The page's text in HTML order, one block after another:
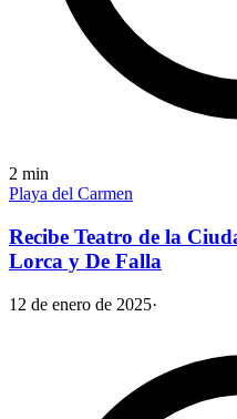
2 min
Playa del Carmen
Recibe Teatro de la
Lorca y De Falla
12 de enero de 2025·